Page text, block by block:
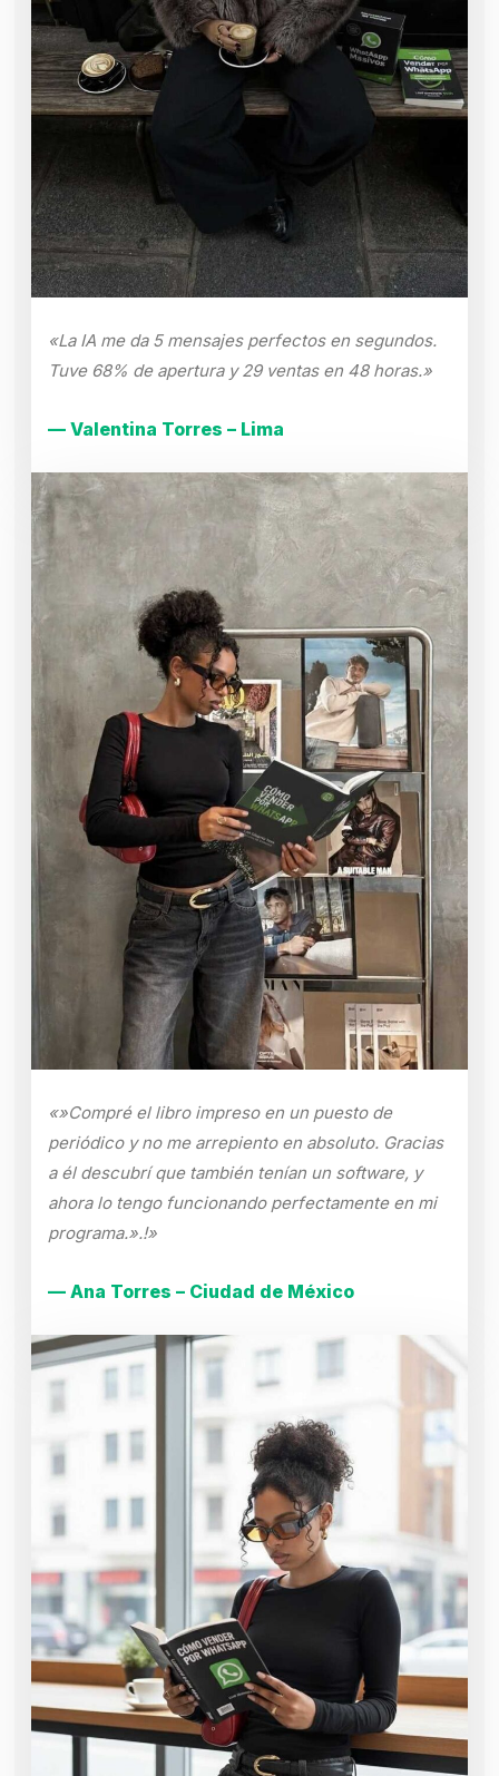
«La IA me da 5 mensajes perfectos en segundos.
Tuve 68% de apertura y 29 ventas en 48 horas.»
— Valentina Torres – Lima
«»Compré el libro impreso en un puesto de
periódico y no me arrepiento en absoluto. Gracias
a él descubrí que también tenían un software, y
ahora lo tengo funcionando perfectamente en mi
programa.».!»
— Ana Torres – Ciudad de México